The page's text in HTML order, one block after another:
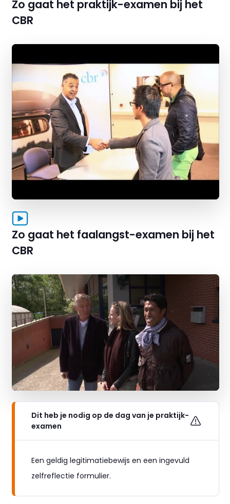
Zo gaat het praktijk-examen bij het
CBR
Zo gaat het faalangst-examen bij het
CBR
Dit heb je nodig op de dag van je praktijk-
examen
Een geldig legitimatiebewijs en een ingevuld
zelfreflectie formulier.